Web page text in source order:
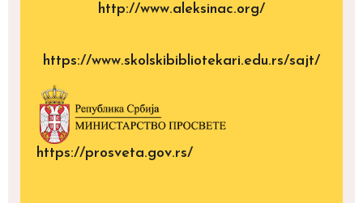
http://www.aleksinac.org/
https://www.skolskibibliotekari.edu.rs/sajt/
https://prosveta.gov.rs/